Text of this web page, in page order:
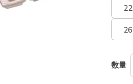
22
26
数量